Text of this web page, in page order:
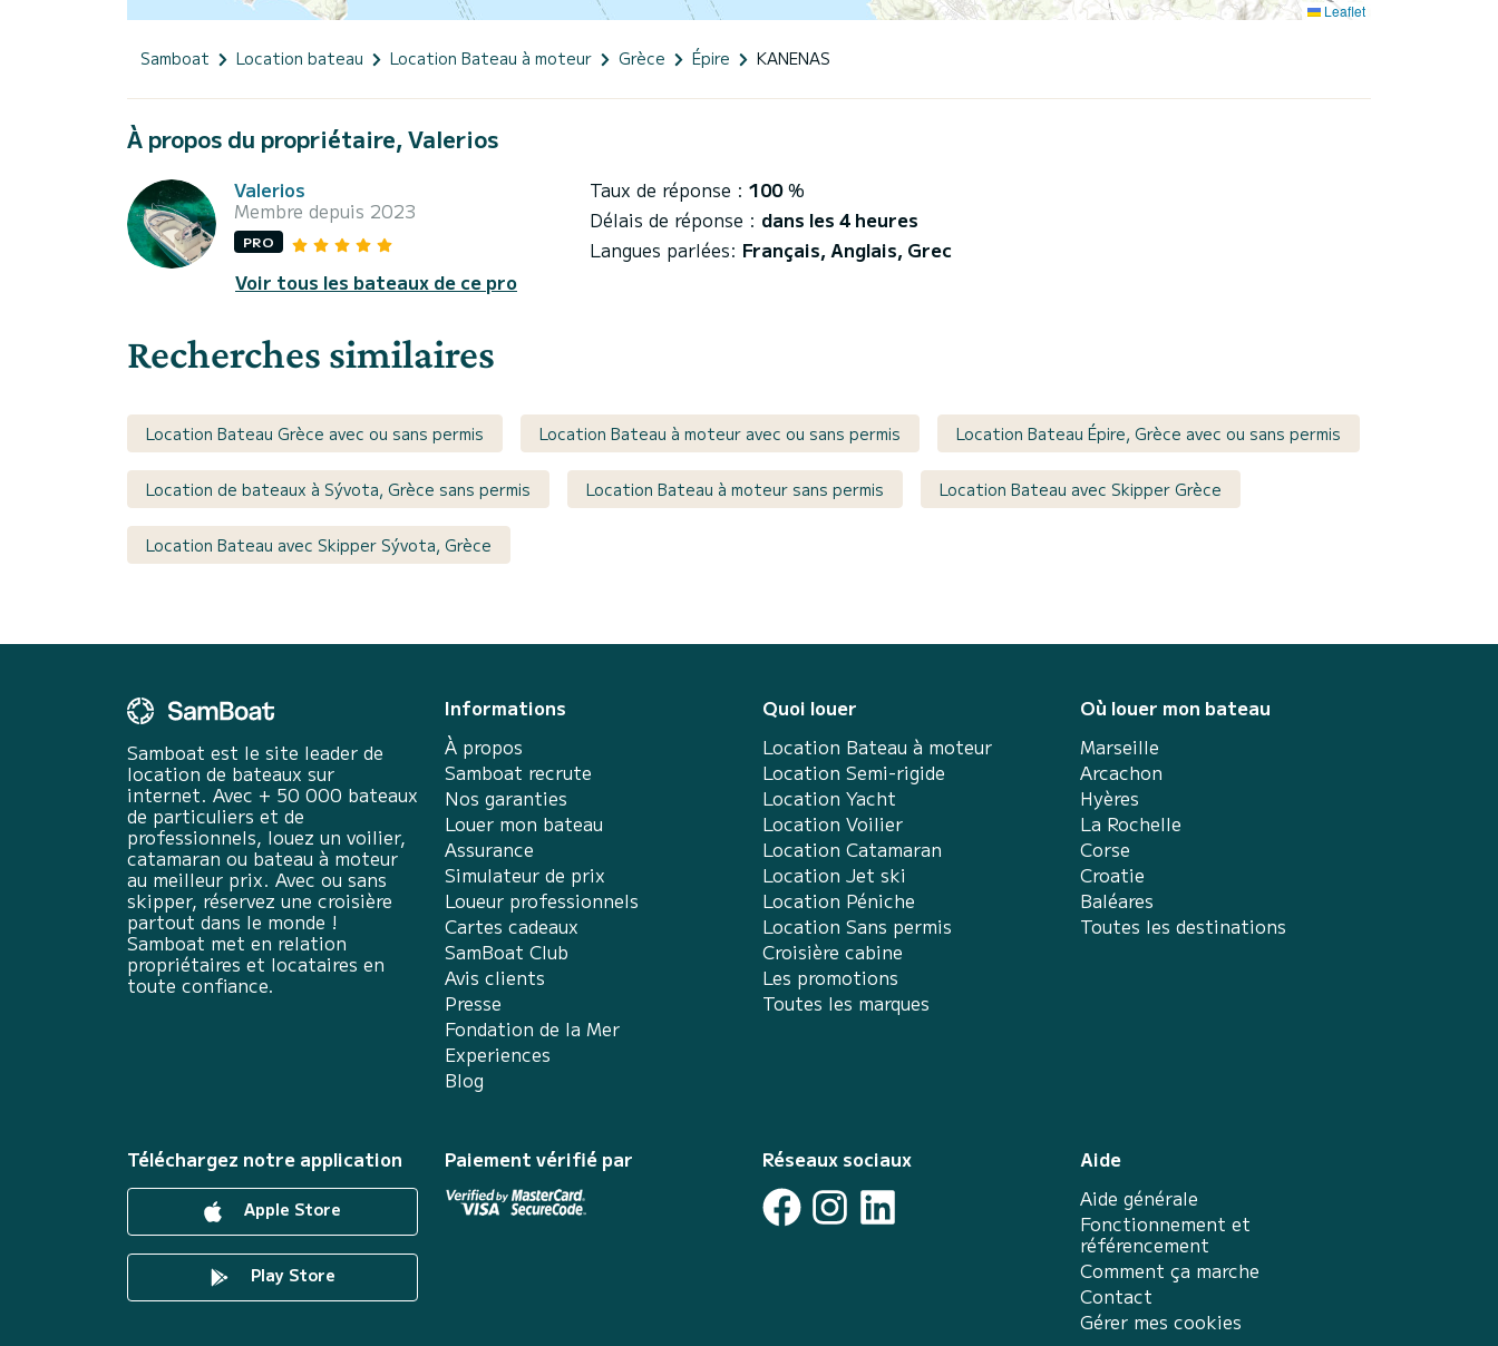
Leaflet
Samboat Location bateau Location Bateau à moteur Grèce Épire KANENAS
À propos du propriétaire, Valerios
Valerios
Membre depuis 2023
PRO
Voir tous les bateaux de ce pro
Taux de réponse : 100%
Délais de réponse : dans les 4 heures
Langues parlées: Français, Anglais, Grec
Recherches similaires
Location Bateau Grèce avec ou sans permis Location Bateau à moteur avec ou sans permis Location Bateau Épire, Grèce avec ou sans permis
Location de bateaux à Sývota, Grèce sans permis Location Bateau à moteur sans permis Location Bateau avec Skipper Grèce
Location Bateau avec Skipper Sývota, Grèce
Samboat est le site leader de
location de bateaux sur
internet. Avec + 50 000 bateaux
de particuliers et de
professionnels, louez un voilier,
catamaran ou bateau à moteur
au meilleur prix. Avec ou sans
skipper, réservez une croisière
partout dans le monde !
Samboat met en relation
propriétaires et locataires en
toute confiance.
Informations
À propos
Samboat recrute
Nos garanties
Louer mon bateau
Assurance
Simulateur de prix
Loueur professionnels
Cartes cadeaux
SamBoat Club
Avis clients
Presse
Fondation de la Mer
Experiences
Blog
Quoi louer
Location Bateau à moteur
Location Semi-rigide
Location Yacht
Location Voilier
Location Catamaran
Location Jet ski
Location Péniche
Location Sans permis
Croisière cabine
Les promotions
Toutes les marques
Où louer mon bateau
Marseille
Arcachon
Hyères
La Rochelle
Corse
Croatie
Baléares
Toutes les destinations
Aide
Aide générale
Fonctionnement et
référencement
Comment ça marche
Contact
Gérer mes cookies
Téléchargez notre application
Apple Store
Play Store
Paiement vérifié par Réseaux sociaux